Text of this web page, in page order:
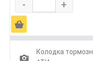
- +
Ä
1
Колодка